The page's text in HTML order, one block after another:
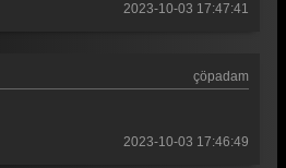
2023-10-03 17:47:41
çöpadam
2023-10-03 17:46:49